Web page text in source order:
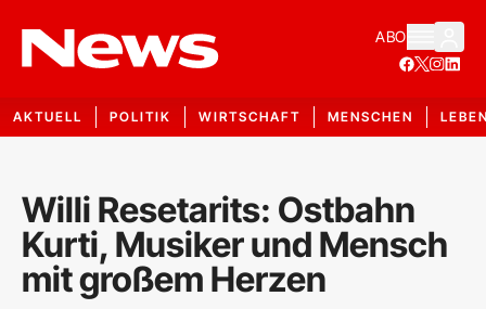
ABO
AKTUELL POLITIK WIRTSCHAFT MENSCHEN
Willi Resetarits: Ostbahn
Kurti, Musiker und Mensch
mit großem Herzen